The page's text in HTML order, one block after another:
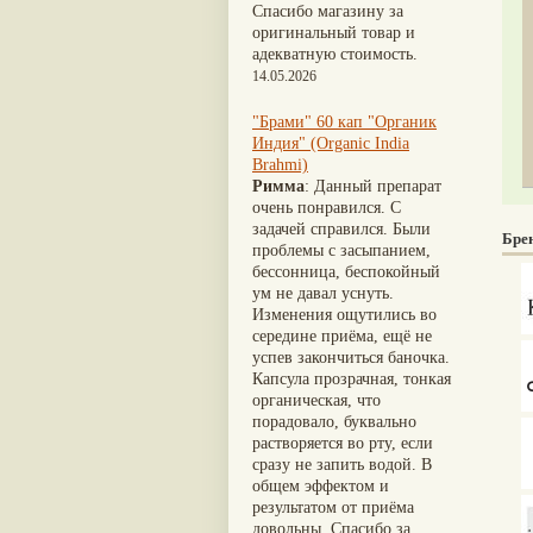
(3)
Аштаваргам
Брихатьяди(3)
Видарьяди(3)
Гуггул
Дханвантарам 101(3)
Дханвантарам тайлам(3)
Кайлаш дживан(3)
Кальянака гритам(3)
Кримикутхар рас(3)
Кунжутное масло (3)
Кутаджа(3)
Кширабала(3)
Лив 52(3)
more...
Шиладжит
(19)
Кориандр
Зира(17)
Крапива индийская(17)
Патола
Холарена - Кутаджа(17)
Шионака(17)
Аджван/Ажгон(16)
Акация катеху(16)
Кальций(16)
Укроп пахучий(16)
Дашамула(15)
Лодхра(14)
Моринга(14)
Перец кубеба(14)
Сахарный тростник
Бхунимба/Андрографис
метельчатый(13)
Гвоздика(13)
Кассия трубчатая(13)
Мезуя железная(13)
Спасибо магазину за
оригинальный товар и
адекватную стоимость.
14.05.2026
"Брами" 60 кап "Органик
Индия" (Organic India
Brahmi)
Римма: Данный препарат
очень понравился. С
задачей справился. Были
проблемы с засыпанием,
бессонница, беспокойный
ум не давал уснуть.
Изменения ощутились во
середине приёма, ещё не
успев закончиться баночка.
Капсула прозрачная, тонкая
органическая, что
порадовало, буквально
растворяется во рту, если
сразу не запить водой. В
общем эффектом и
результатом от приёма
довольны. Спасибо за